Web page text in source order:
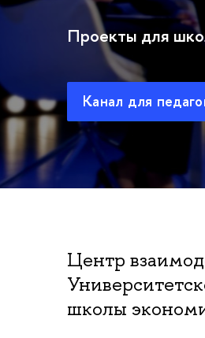
Проекты для
Канал для
Центр
школы